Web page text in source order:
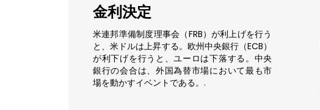
金利決定
米連邦準備制度理事会（FRB）が利上げを行う
と、米ドルは上昇する。欧州中央銀行（ECB）
が利下げを行うと、ユーロは下落する。中央
銀行の会合は、外国為替市場において最も市
場を動かすイベントである。.